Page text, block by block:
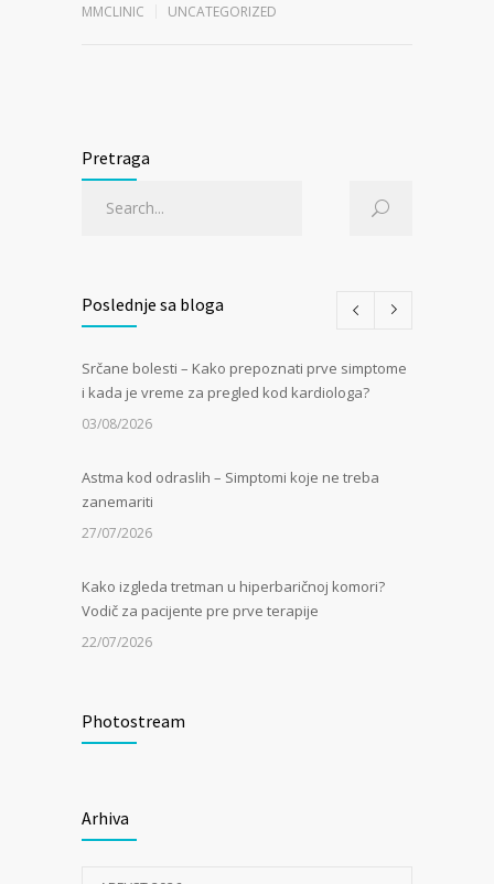
MMCLINIC UNCATEGORIZED
Pretraga
Poslednje sa bloga
Srčane bolesti – Kako prepoznati prve simptome
i kada je vreme za pregled kod kardiologa?
03/08/2026
Astma kod odraslih – Simptomi koje ne treba
zanemariti
27/07/2026
Kako izgleda tretman u hiperbaričnoj komori?
Vodič za pacijente pre prve terapije
22/07/2026
13/07/2026
06/07/2026
Photostream
Arhiva